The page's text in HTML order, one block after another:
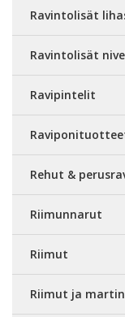
Ravintolisät
Ravintolisät
Ravipintelit
Rehut &
Riimunnarut
Riimut
Riimut ja